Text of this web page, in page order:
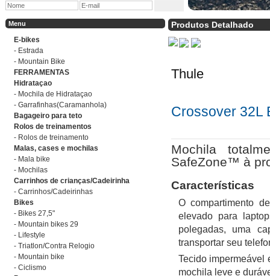
Menu
E-bikes
- Estrada
- Mountain Bike
FERRAMENTAS
Hidrataçao
- Mochila de Hidrataçao
- Garrafinhas(Caramanhola)
Bagageiro para teto
Rolos de treinamentos
- Rolos de treinamento
Malas, cases e mochilas
- Mala bike
- Mochilas
Carrinhos de crianças/Cadeirinha
- Carrinhos/Cadeirinhas
Bikes
- Bikes 27,5"
- Mountain bikes 29
- Lifestyle
- Triatlon/Contra Relogio
- Mountain bike
- Ciclismo
Produtos Detalhado
Thule
Crossover 32L
Mochila
SafeZone™ à
Características
O compartimento
elevado para
polegadas, uma
transportar seu
Tecido impermeável
mochila leve e